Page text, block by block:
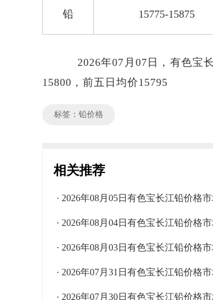
铅 15775-15875
2026年07月07日，有色宝
15800，前五日均价15795
标签：铅价格
相关推荐
· 2026年08月05日有色宝长江铅价格
· 2026年08月04日有色宝长江铅价格
· 2026年08月03日有色宝长江铅价格
· 2026年07月31日有色宝长江铅价格
· 2026年07月30日有色宝长江铅价格